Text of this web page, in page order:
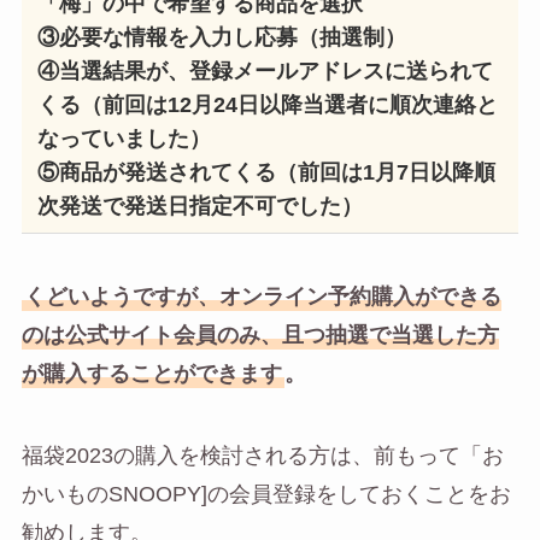
③必要な情報を入力し応募（抽選制）
④当選結果が、登録メールアドレスに送られて
くる（前回は12月24日以降当選者に順次連絡と
なっていました）
⑤商品が発送されてくる（前回は1月7日以降順
次発送で発送日指定不可でした）
くどいようですが、オンライン予約購入ができる
のは公式サイト会員のみ、且つ抽選で当選した方
が購入することができます。
福袋2023の購入を検討される方は、前もって「お
かいものSNOOPY]の会員登録をしておくことをお
勧めします。